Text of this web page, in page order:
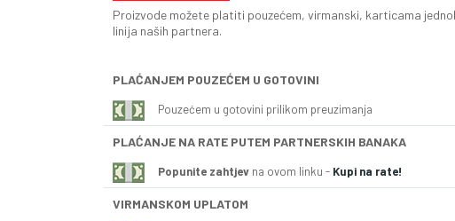
Proizvode možete platiti pouzećem, virmanski, karticama
linija naših partnera.
PLAĆANJEM POUZEĆEM U GOTOVINI
Pouzećem u gotovini prilikom preuzimanja
PLAĆANJE NA RATE PUTEM PARTNERSKIH BANAKA
Popunite zahtjev na ovom linku - Kupi na rate!
VIRMANSKOM UPLATOM